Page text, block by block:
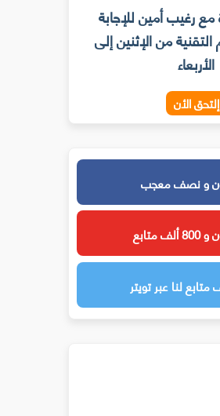
رغيب أمين للإجابة
من الإثنين إلى
الأربعاء
إلتحق الأن